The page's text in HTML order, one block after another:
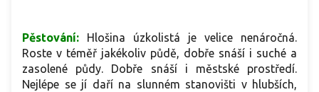
Pěstování: Hlošina úzkolistá je velice nenáročná.
Roste v téměř jakékoliv půdě, dobře snáší i suché a
zasolené půdy. Dobře snáší i městské prostředí.
Nejlépe se jí daří na slunném stanovišti v hlubších,